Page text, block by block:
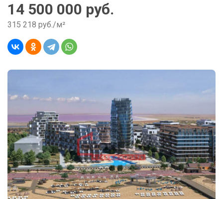
14 500 000 руб.
315 218 руб./м²